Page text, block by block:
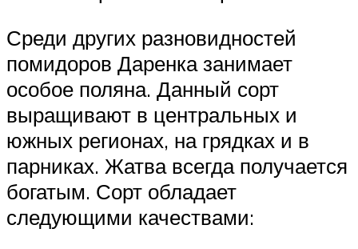
Среди других разновидностей
помидоров Даренка занимает
особое поляна. Данный сорт
выращивают в центральных и
южных регионах, на грядках и в
парниках. Жатва всегда получается
богатым. Сорт обладает
следующими качествами: